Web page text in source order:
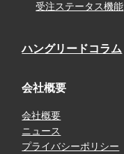
受注ステータス機能
ハングリードコラム
会社概要
会社概要
ニュース
プライバシーポリシー